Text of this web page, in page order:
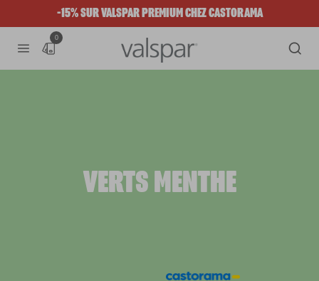
-15% SUR VALSPAR PREMIUM CHEZ CASTORAMA
0
VERTS MENTHE